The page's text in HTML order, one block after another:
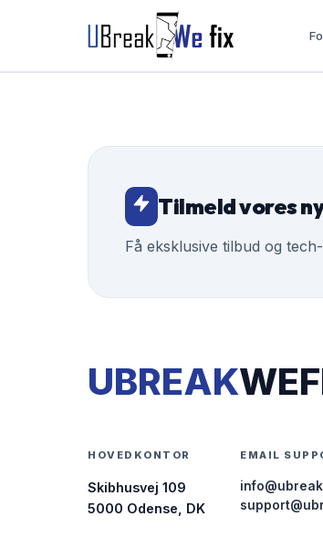
Tilmeld vores
Få eksklusive tilbud og
UBREAK
HOVEDKONTOR
Skibhusvej 109
5000 Odense, DK
EMAIL